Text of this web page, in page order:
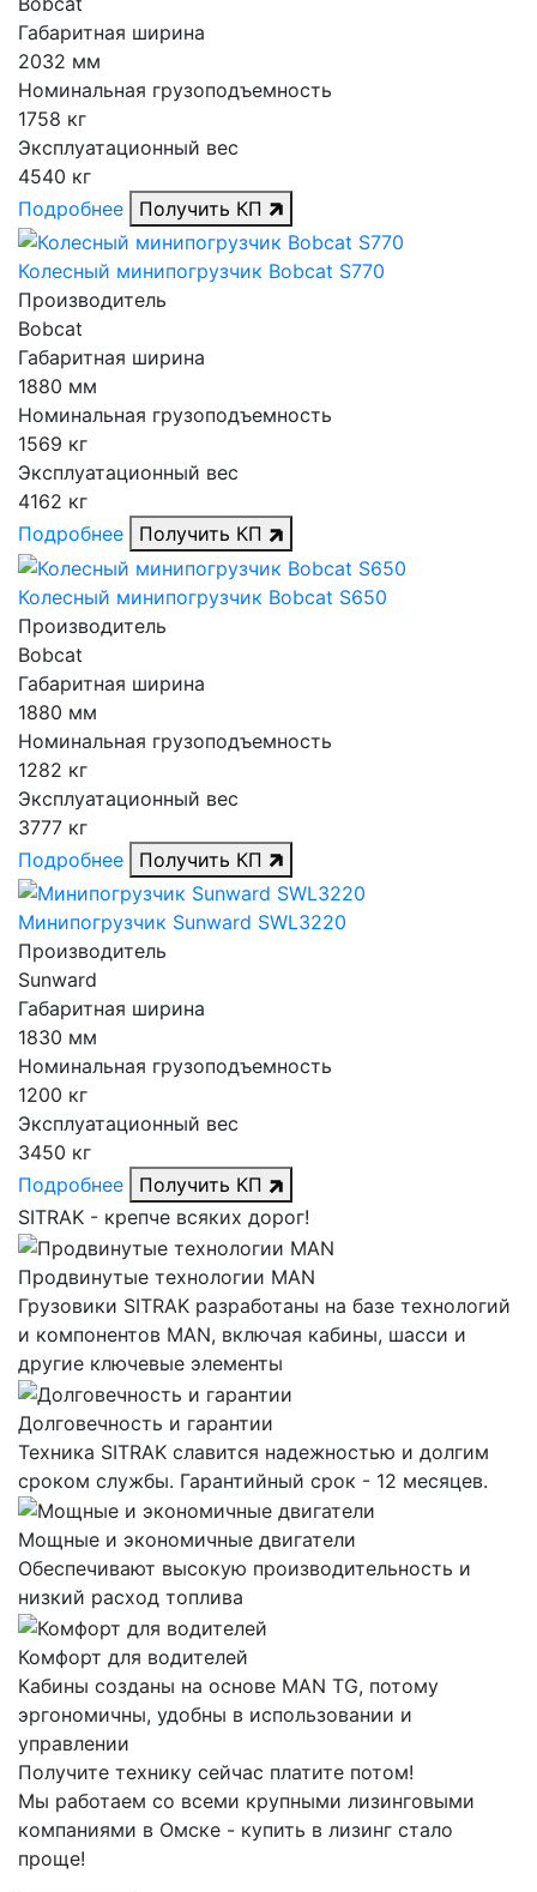
Габаритная ширина
2032 мм
Номинальная грузоподъемность
1758 кг
Эксплуатационный вес
4540 кг
Подробнее
Получить КП
Колесный минипогрузчик Bobcat S770
Производитель
Bobcat
Габаритная ширина
1880 мм
Номинальная грузоподъемность
1569 кг
Эксплуатационный вес
4162 кг
Подробнее
Получить КП
Колесный минипогрузчик Bobcat S650
Производитель
Bobcat
Габаритная ширина
1880 мм
Номинальная грузоподъемность
1282 кг
Эксплуатационный вес
3777 кг
Подробнее
Получить КП
Минипогрузчик Sunward SWL3220
Производитель
Sunward
Габаритная ширина
1830 мм
Номинальная грузоподъемность
1200 кг
Эксплуатационный вес
3450 кг
Подробнее
Получить КП
SITRAK - крепче всяких дорог!
Продвинутые технологии MAN
Грузовики SITRAK разработаны на базе технологий
и компонентов MAN, включая кабины, шасси и
другие ключевые элементы
Долговечность и гарантии
Техника SITRAK славится надежностью и долгим
сроком службы. Гарантийный срок - 12 месяцев.
Мощные и экономичные двигатели
Обеспечивают высокую производительность и
низкий расход топлива
Комфорт для водителей
Кабины созданы на основе MAN TG, потому
эргономичны, удобны в использовании и
управлении
Получите технику сейчас платите потом!
Мы работаем со всеми крупными лизинговыми
компаниями в Омске - купить в лизинг стало
проще!